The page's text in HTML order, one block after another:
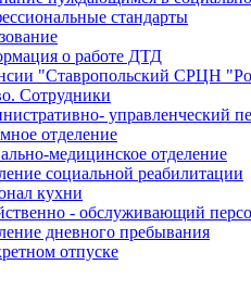
стандарты
о работе ДТД
"Ставропольский СРЦН
Сотрудники
управленческий
отделение
медицинское отделение
социальной реабилитации
кухни
- обслуживающий
дневного пребывания
отпуске